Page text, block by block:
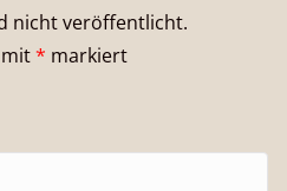
nicht veröffentlicht.
* markiert